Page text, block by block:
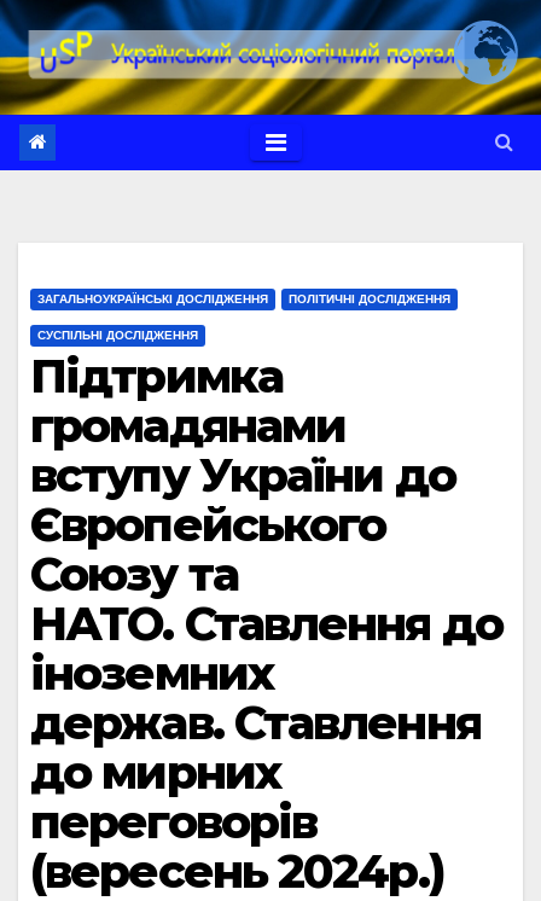
Перейти
до
вмісту
ЗАГАЛЬНОУКРАЇНСЬКІ ДОСЛІДЖЕННЯ ПОЛІТИЧНІ ДОСЛІДЖЕННЯ
СУСПІЛЬНІ ДОСЛІДЖЕННЯ
Підтримка
громадянами
вступу України до
Європейського
Союзу та
НАТО. Ставлення до
іноземних
держав. Ставлення
до мирних
переговорів
(вересень 2024р.)